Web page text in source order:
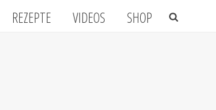
REZEPTE VIDEOS SHOP